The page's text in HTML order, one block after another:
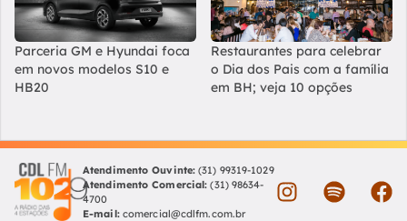
Parceria GM e Hyundai foca
em novos modelos S10 e
HB20
Restaurantes para celebrar
o Dia dos Pais com a família
em BH; veja 10 opções
Atendimento Ouvinte: (31) 99319-1029
Atendimento Comercial: (31) 98634-
4700
E-mail: comercial@cdlfm.com.br